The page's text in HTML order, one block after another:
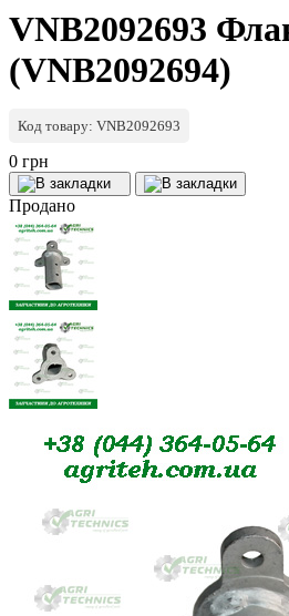
VNB2092693
(VNB2092694)
Код товару: VNB2092693
0 грн
Продано